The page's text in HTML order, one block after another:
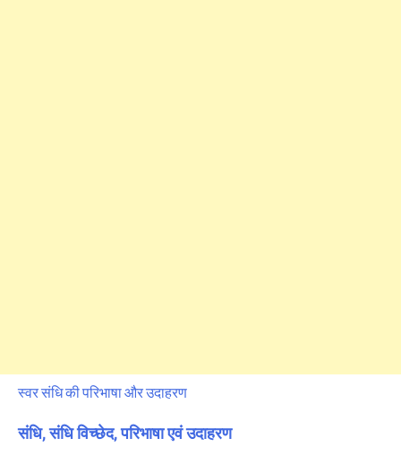
स्वर संधि की परिभाषा और उदाहरण
संधि, संधि विच्छेद, परिभाषा एवं उदाहरण